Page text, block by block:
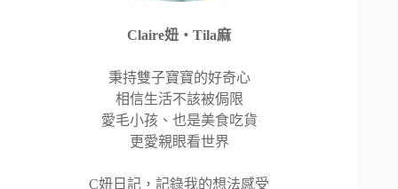
Claire妞‧Tila麻
秉持雙子寶寶的好奇心
相信生活不該被侷限
愛毛小孩、也是美食吃貨
更愛親眼看世界
C妞日記，記錄我的想法感受